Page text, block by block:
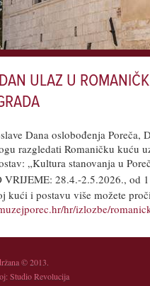
ULAZ U
Dana oslobođenja Poreča,
razgledati Romaničku kuću
„Kultura stanovanja u
VRIJEME: 28.4.-2.5.2026., od
kući i postavu više možete
hr/izlozbe/
© 2013.
Studio Revolucija